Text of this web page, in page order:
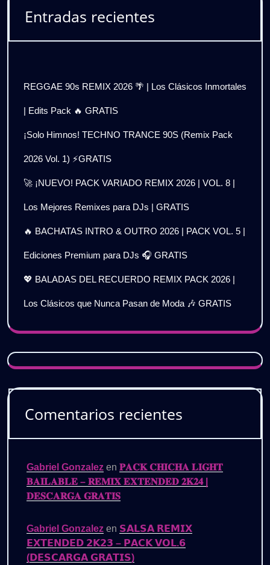
Entradas recientes
REGGAE 90s REMIX 2026 🌴 | Los Clásicos Inmortales
| Edits Pack 🔥 GRATIS
¡Solo Himnos! TECHNO TRANCE 90S (Remix Pack
2026 Vol. 1) ⚡GRATIS
🚀 ¡NUEVO! PACK VARIADO REMIX 2026 | VOL. 8 |
Los Mejores Remixes para DJs | GRATIS
🔥 BACHATAS INTRO & OUTRO 2026 | PACK VOL. 5 |
Ediciones Premium para DJs 🎧 GRATIS
💖 BALADAS DEL RECUERDO REMIX PACK 2026 |
Los Clásicos que Nunca Pasan de Moda 🎶 GRATIS
Comentarios recientes
Gabriel Gonzalez en 𝐏𝐀𝐂𝐊 𝐂𝐇𝐈𝐂𝐇𝐀 𝐋𝐈𝐆𝐇𝐓
𝐁𝐀𝐈𝐋𝐀𝐁𝐋𝐄 – 𝐑𝐄𝐌𝐈𝐗 𝐄𝐗𝐓𝐄𝐍𝐃𝐄𝐃 𝟐𝐊𝟐𝟒 |
𝐃𝐄𝐒𝐂𝐀𝐑𝐆𝐀 𝐆𝐑𝐀𝐓𝐈𝐒
Gabriel Gonzalez en 𝗦𝗔𝗟𝗦𝗔 𝗥𝗘𝗠𝗜𝗫
𝗘𝗫𝗧𝗘𝗡𝗗𝗘𝗗 𝟮𝗞𝟮𝟯 – 𝗣𝗔𝗖𝗞 𝗩𝗢𝗟.𝟲
(𝗗𝗘𝗦𝗖𝗔𝗥𝗚𝗔 𝗚𝗥𝗔𝗧𝗜𝗦)